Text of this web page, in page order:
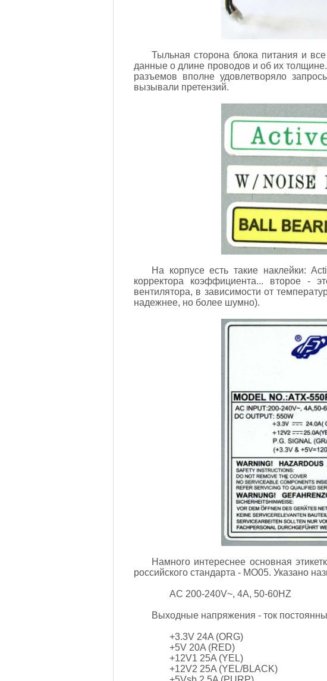
Тыльная сторона блока питания и
данные о длине проводов и об их
разъемов вполне удовлетворяло
вызывали претензий.
На корпусе есть такие наклейки:
корректора коэффициента... второе -
вентилятора, в зависимости от
надежнее, но более шумно).
Намного интереснее основная
российского стандарта - МО05. Указано
AC 200-240V~, 4A, 50-60HZ
Выходные напряжения - ток
+3.3V 24A (ORG)
+5V 20A (RED)
+12V1 25A (YEL)
+12V2 25A (YEL/BLACK)